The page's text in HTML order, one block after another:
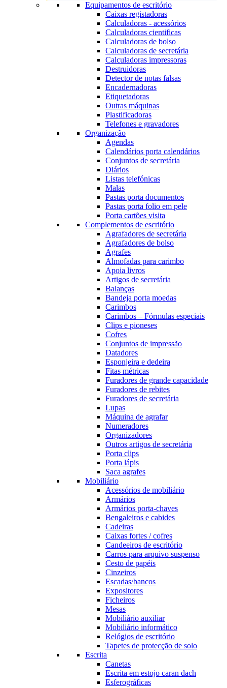
Equipamentos de escritório
Caixas registadoras
Calculadoras - acessórios
Calculadoras cientificas
Calculadoras de bolso
Calculadoras de secretária
Calculadoras impressoras
Destruidoras
Detector de notas falsas
Encadernadoras
Etiquetadoras
Outras máquinas
Plastificadoras
Telefones e gravadores
Organização
Agendas
Calendários porta calendários
Conjuntos de secretária
Diários
Listas telefónicas
Malas
Pastas porta documentos
Pastas porta folio em pele
Porta cartões visita
Complementos de escritório
Agrafadores de secretária
Agrafadores de bolso
Agrafes
Almofadas para carimbo
Apoia livros
Artigos de secretária
Balanças
Bandeja porta moedas
Carimbos
Carimbos – Fórmulas especiais
Clips e pioneses
Cofres
Conjuntos de impressão
Datadores
Esponjeira e dedeira
Fitas métricas
Furadores de grande capacidade
Furadores de rebites
Furadores de secretária
Lupas
Máquina de agrafar
Numeradores
Organizadores
Outros artigos de secretária
Porta clips
Porta lápis
Saca agrafes
Mobiliário
Acessórios de mobiliário
Armários
Armários porta-chaves
Bengaleiros e cabides
Cadeiras
Caixas fortes / cofres
Candeeiros de escritório
Carros para arquivo suspenso
Cesto de papéis
Cinzeiros
Escadas/bancos
Expositores
Ficheiros
Mesas
Mobiliário auxiliar
Mobiliário informático
Relógios de escritório
Tapetes de protecção de solo
Escrita
Canetas
Escrita em estojo caran dach
Esferográficas